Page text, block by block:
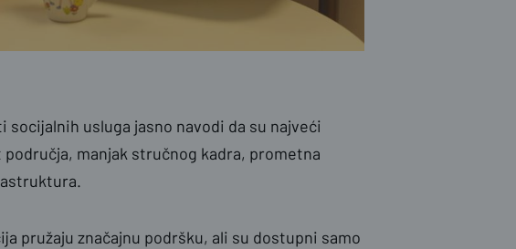
usluga jasno navodi da su najveći
manjak stručnog kadra, prometna
pružaju značajnu podršku, ali su dostupni samo